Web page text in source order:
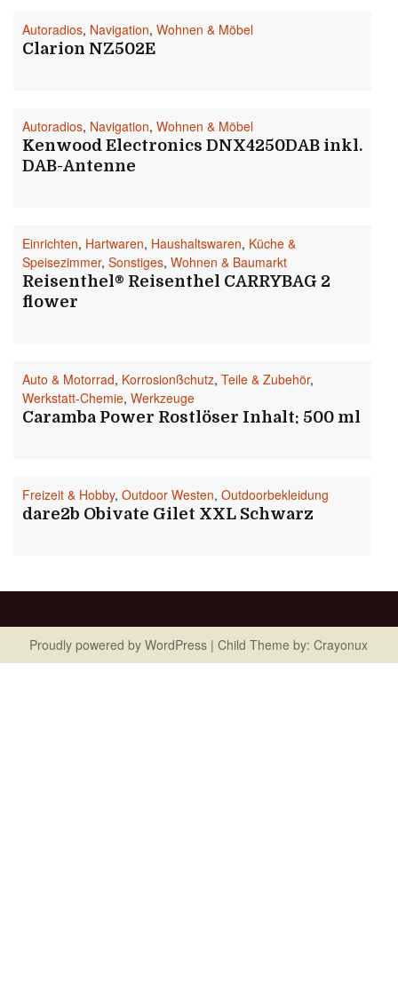
Autoradios, Navigation, Wohnen & Möbel
Clarion NZ502E
Autoradios, Navigation, Wohnen & Möbel
Kenwood Electronics DNX4250DAB inkl.
DAB-Antenne
Einrichten, Hartwaren, Haushaltswaren, Küche &
Speisezimmer, Sonstiges, Wohnen & Baumarkt
Reisenthel® Reisenthel CARRYBAG 2
flower
Auto & Motorrad, Korrosionßchutz, Teile & Zubehör,
Werkstatt-Chemie, Werkzeuge
Caramba Power Rostlöser Inhalt: 500 ml
Freizeit & Hobby, Outdoor Westen, Outdoorbekleidung
dare2b Obivate Gilet XXL Schwarz
Proudly powered by WordPress | Child Theme by: Crayonux